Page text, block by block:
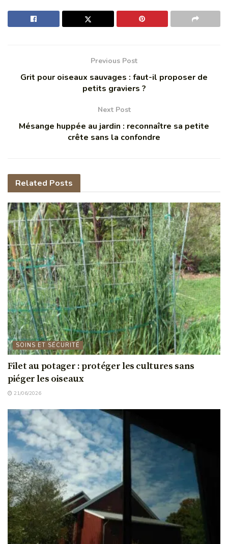
Previous Post
Grit pour oiseaux sauvages : faut-il proposer de
petits graviers ?
Next Post
Mésange huppée au jardin : reconnaître sa petite
crête sans la confondre
Related Posts
SOINS ET SÉCURITÉ
Filet au potager : protéger les cultures sans
piéger les oiseaux
21/06/2026